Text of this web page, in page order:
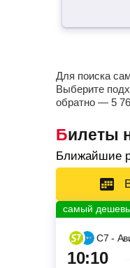
Для поиска
Выберите
обратно — 5
Билеты
Ближайшие
С7 -
10:10